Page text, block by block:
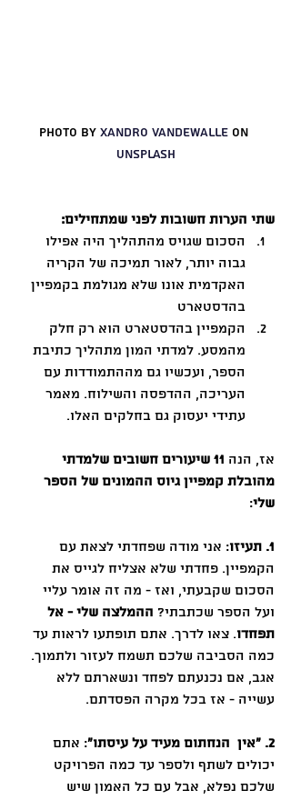
Photo by xandro Vandewalle on
Unsplash
שתי הערות חשובות לפני שמתחילים:
הסכום שגויס מהתהליך היה אפילו
גבוה יותר, לאור תמיכה של הקריה
האקדמית אונו שלא מגולמת בקמפיין
בהדסטארט
הקמפיין בהדסטארט הוא רק חלק
מהמסע. למדתי המון מתהליך כתיבת
הספר, ועכשיו גם מההתמודדות עם
העריכה, ההדפסה והשילוח. מאמר
עתידי יעסוק גם בחלקים האלו.
אז, הנה
11 שיעורים חשובים שלמדתי
מהובלת קמפיין גיוס ההמונים של הספר
שלי:
1. תעיזו
: אני מודה שפחדתי לצאת עם
הקמפיין. פחדתי שלא אצליח לגייס את
הסכום שקבעתי, ואז - מה זה אומר עליי
ועל הספר שכתבתי? ההמלצה שלי - אל
תפחדו. צאו לדרך. אתם תופתעו לראות עד
כמה הסביבה שלכם תשמח לעזור ולתמוך.
אגב, אם נכנעתם לפחד ונשארתם ללא
עשייה - אז בכל מקרה הפסדתם.
2. ״אין  הנחתום מעיד על עיסתו״
: אתם
יכולים לשתף ולספר עד כמה הפרויקט
שלכם נפלא, אבל עם כל האמון שיש